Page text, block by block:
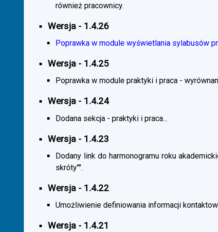
również pracownicy.
Wersja - 1.4.26
Poprawka w module wyświetlania sylabusów
Wersja - 1.4.25
Poprawka w module praktyki i praca -
Wersja - 1.4.24
Dodana sekcja - praktyki i praca...
Wersja - 1.4.23
Dodany link do harmonogramu roku
skróty"".
Wersja - 1.4.22
Umożliwienie definiowania informacji
Wersja - 1.4.21